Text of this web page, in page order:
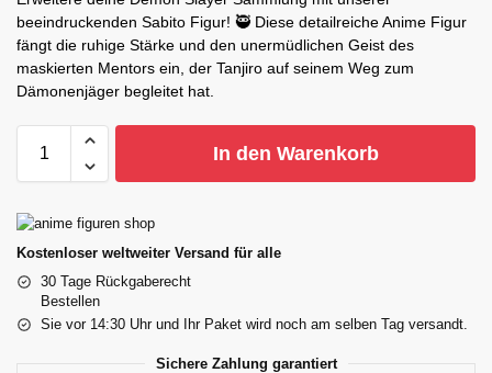
beeindruckenden Sabito Figur! 🥷 Diese detailreiche Anime Figur
fängt die ruhige Stärke und den unermüdlichen Geist des
maskierten Mentors ein, der Tanjiro auf seinem Weg zum
Dämonenjäger begleitet hat.
In den Warenkorb
Kostenloser weltweiter Versand für alle
30 Tage Rückgaberecht
Bestellen
Sie vor 14:30 Uhr und Ihr Paket wird noch am selben Tag versandt.
Sichere Zahlung garantiert